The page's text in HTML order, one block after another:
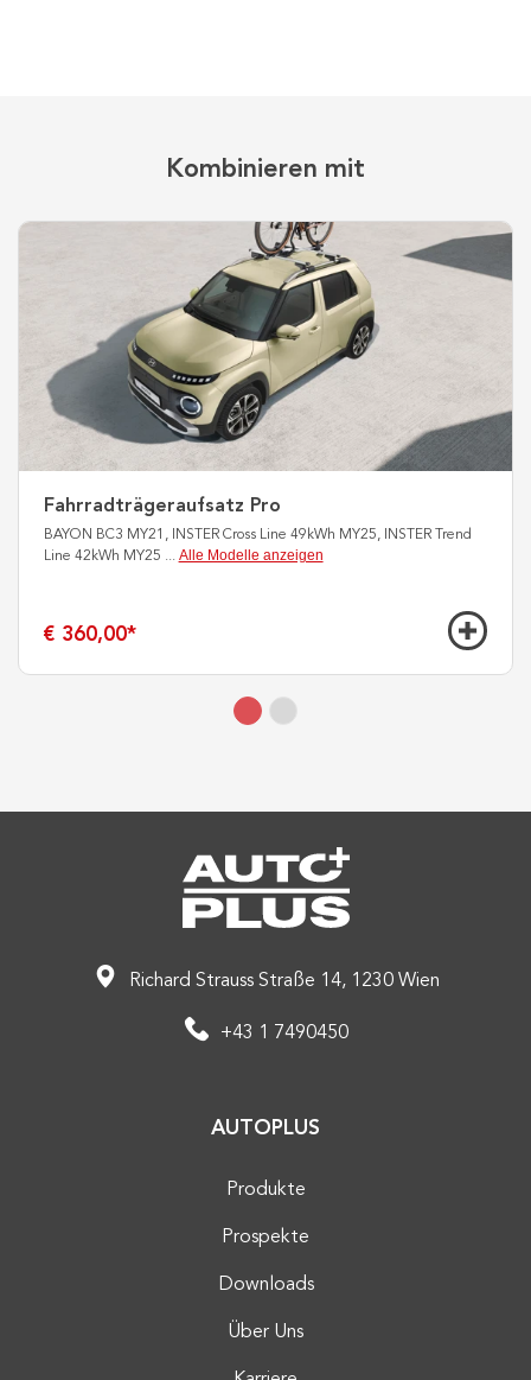
Kombinieren mit
Fahrradträgeraufsatz Pro
BAYON BC3 MY21, INSTER Cross Line 49kWh MY25, INSTER Trend
Line 42kWh MY25 ... Alle Modelle anzeigen
€ 360,00*
Richard Strauss Straße 14, 1230 Wien
+43 1 7490450
AUTOPLUS
Produkte
Prospekte
Downloads
Über Uns